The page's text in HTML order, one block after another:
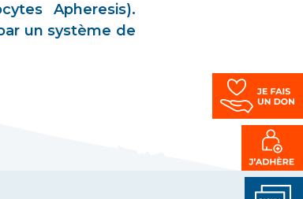
Apheresis).
un système de